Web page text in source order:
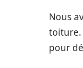
Nous
toiture.
pour